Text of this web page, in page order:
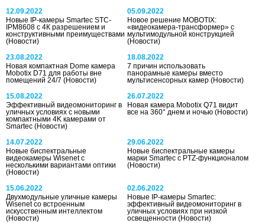
12.09.2022
Новые IP-камеры Smartec STC-
IPM8608 с 4К разрешением и
конструктивными преимуществами
(Новости)
05.09.2022
Новое решение MOBOTIX:
«видеокамера-трансформер» с
мультимодульной конструкцией
(Новости)
23.08.2022
Новая компактная Dome камера
Mobotix D71 для работы вне
помещений 24/7 (Новости)
18.08.2022
7 причин использовать
панорамные камеры вместо
мультисенсорных камер(Новости)
15.08.2022
Эффективный видеомониторинг в
уличных условиях с новыми
компактными 4K камерами от
Smartec (Новости)
26.07.2022
Новая камера Mobotix Q71 видит
все на 360° днем и ночью(Новости)
14.07.2022
Новые биспектральные
видеокамеры Wisenet с
несколькими вариантами оптики
(Новости)
29.06.2022
Новые биспектральные камеры
марки Smartec с PTZ-функционалом
(Новости)
15.06.2022
Двухмодульные уличные камеры
Wisenet со встроенным
искусственным интеллектом
(Новости)
02.06.2022
Новые IP-камеры Smartec:
эффективный видеомониторинг в
уличных условиях при низкой
освещенности(Новости)